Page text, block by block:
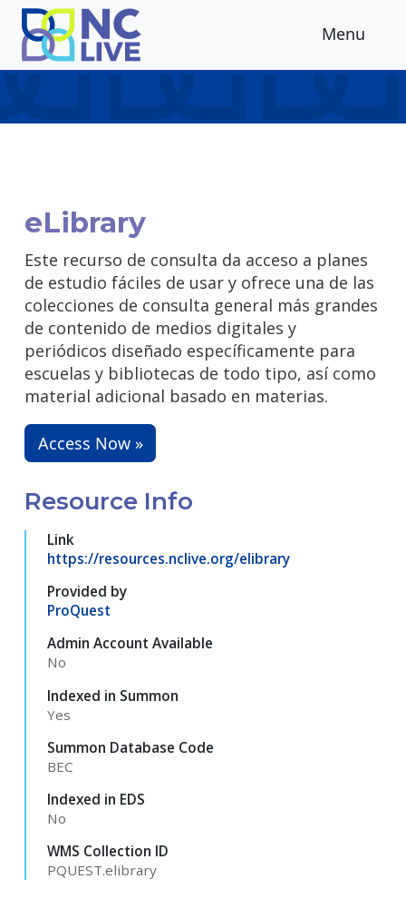
Skip to main content
Menu
eLibrary
Este recurso de consulta da acceso a planes
de estudio fáciles de usar y ofrece una de las
colecciones de consulta general más grandes
de contenido de medios digitales y
periódicos diseñado específicamente para
escuelas y bibliotecas de todo tipo, así como
material adicional basado en materias.
Access Now »
Resource Info
Link
https://resources.nclive.org/elibrary
Provided by
ProQuest
Admin Account Available
No
Indexed in Summon
Yes
Summon Database Code
BEC
Indexed in EDS
No
WMS Collection ID
PQUEST.elibrary